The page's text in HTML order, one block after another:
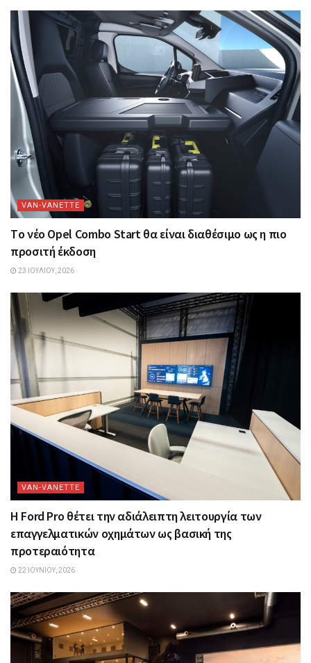
VAN-VANETTΕ
Tο νέο Opel Combo Start θα είναι διαθέσιμο ως η πιο
προσιτή έκδοση
23 ΙΟΥΛΊΟΥ, 2026
VAN-VANETTΕ
Η Ford Pro θέτει την αδιάλειπτη λειτουργία των
επαγγελματικών οχημάτων ως βασική της
προτεραιότητα
22 ΙΟΥΝΊΟΥ, 2026